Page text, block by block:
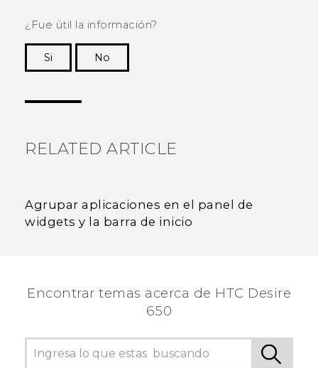
¿Fue útil la información?
Si
No
RELATED ARTICLE
Agrupar aplicaciones en el panel de
widgets y la barra de inicio
Encontrar temas acerca de HTC Desire
650